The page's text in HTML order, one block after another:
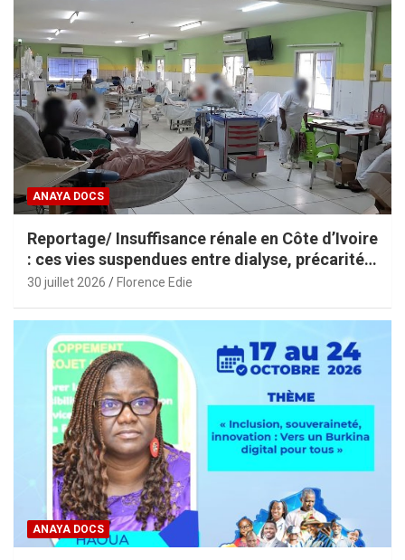
ANAYA DOCS
Reportage/ Insuffisance rénale en Côte d’Ivoire
: ces vies suspendues entre dialyse, précarité
et espoir
30 juillet 2026 Florence Edie
ANAYA DOCS